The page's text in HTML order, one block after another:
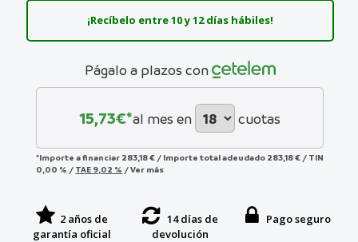
¡Recíbelo entre 10 y 12 días hábiles!
Págalo a plazos con
15,73€*al mes en cuotas
*Importe a financiar 283,18 € / Importe total adeudado 283,18 € / TIN
0,00 % / TAE 9,02 % /Ver más
2 años de
garantía oficial
14 días de
devolución
Pago seguro